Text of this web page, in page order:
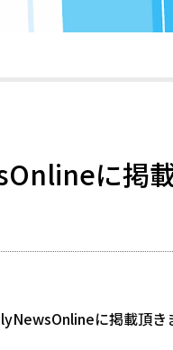
に掲
に掲載頂き